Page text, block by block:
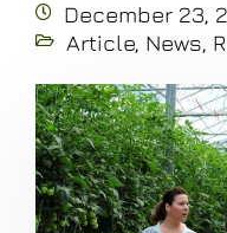
December 23,
Article, News,